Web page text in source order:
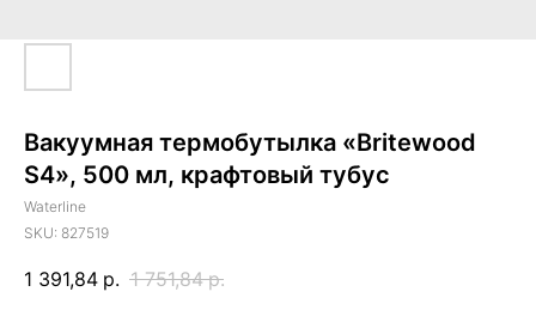
Вакуумная термобутылка «Britewood
S4», 500 мл, крафтовый тубус
Waterline
SKU: 827519
1 391,84 р. 1 751,84 р.